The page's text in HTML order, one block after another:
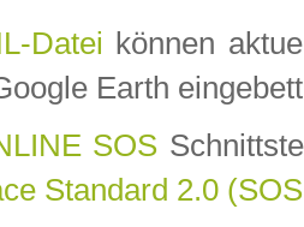
Datei können
Earth
SOS
Standard 2.0